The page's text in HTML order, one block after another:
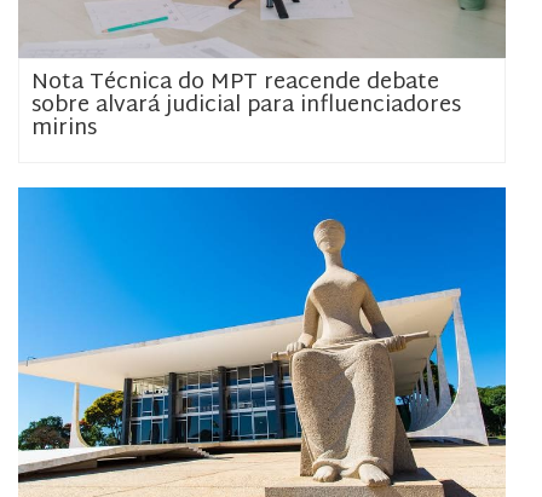
Nota Técnica do MPT reacende debate
sobre alvará judicial para influenciadores
mirins